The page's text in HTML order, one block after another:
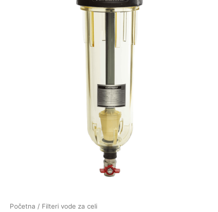
Početna / Filteri vode za celi